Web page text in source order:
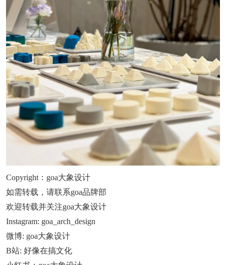
Copyright：goa大象设计
如需转载，请联系goa品牌部
欢迎转载并关注goa大象设计
Instagram: goa_arch_design
微博: goa大象设计
B站: 好像在搞文化